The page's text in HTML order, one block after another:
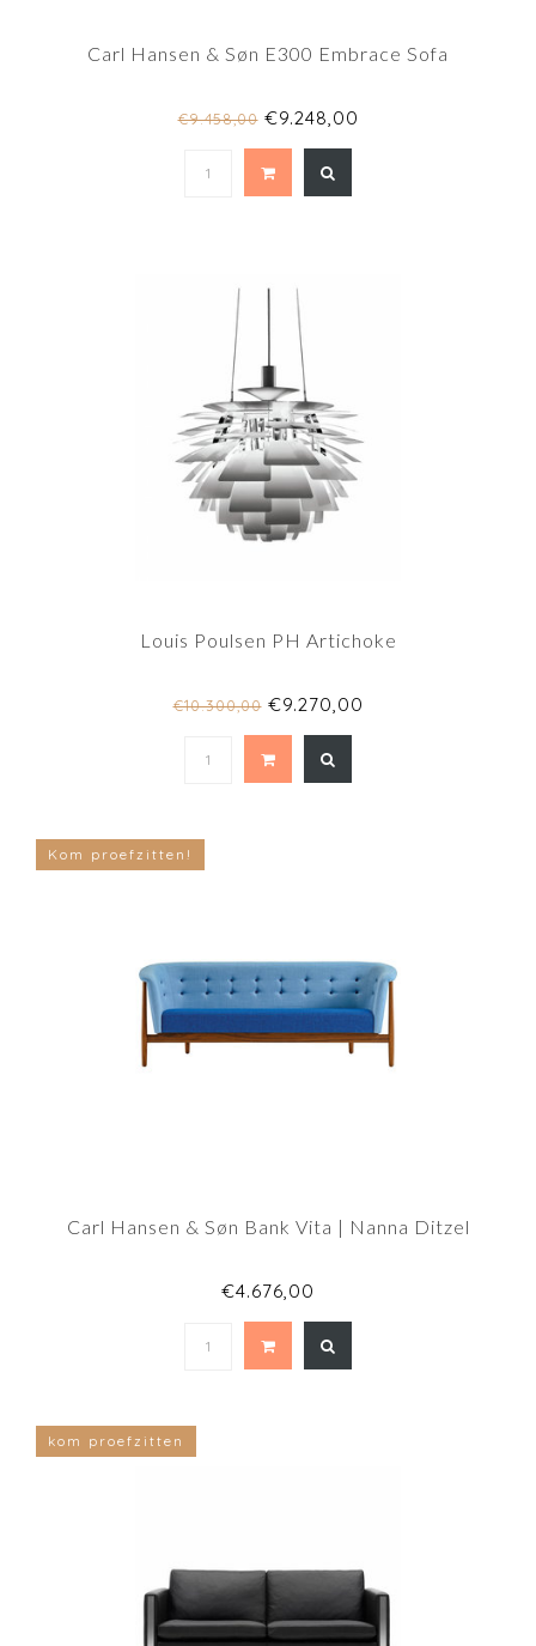
Carl Hansen & Søn E300 Embrace Sofa
€9.458,00€9.248,00
Louis Poulsen PH Artichoke
€10.300,00€9.270,00
Kom proefzitten!
Carl Hansen & Søn Bank Vita | Nanna Ditzel
€4.676,00
kom proefzitten